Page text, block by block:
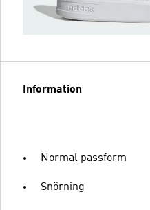
Information
Normal passform
Snörning